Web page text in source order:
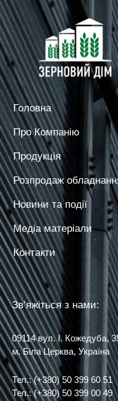
Головна
Про Компанію
Продукція
Розпродаж
Новини та події
Медіа матеріали
Контакти
Зв’яжіться з нами:
09114 вул. І. Кожедуба,
м. Біла Церква, Україна
Тел.: (+380) 50 399 60 51
Тел.: (+380) 50 399 00 49